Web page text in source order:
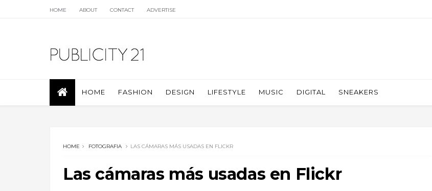
HOME ABOUT CONTACT ADVERTISE
HOME FASHION DESIGN LIFESTYLE MUSIC DIGITAL SNEAKERS
HOME FOTOGRAFIA LAS CÁMARAS MÁS USADAS EN FLICKR
Las cámaras más usadas en Flickr